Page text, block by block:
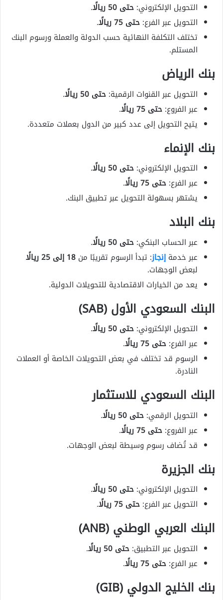
التحويل الإلكتروني: حتى 50 ريالًا
.
التحويل عبر الفرع: حتى 75 ريالًا
.
تختلف التكلفة النهائية حسب الدولة والعملة ورسوم البنك
المستلم.
بنك الرياض
التحويل عبر القنوات الرقمية: حتى 50 ريالًا
.
عبر الفروع: حتى 75 ريالًا
.
يتيح التحويل إلى عدد كبير من الدول بعملات متعددة.
بنك الإنماء
التحويل الإلكتروني: حتى 50 ريالًا
.
عبر الفرع: حتى 75 ريالًا
.
يشتهر بسهولة التحويل عبر تطبيق البنك.
بنك البلاد
عبر الحساب البنكي: حتى 50 ريالًا
.
عبر خدمة إنجاز: تبدأ الرسوم تقريبًا من 18 إلى 25 ريالًا
لبعض الوجهات.
يعد من الخيارات الاقتصادية للتحويلات الدولية.
البنك السعودي الأول (SAB)
التحويل الإلكتروني: حتى 50 ريالًا
.
عبر الفرع: حتى 75 ريالًا
.
الرسوم قد تختلف في بعض التحويلات الخاصة أو العملات
النادرة.
البنك السعودي للاستثمار
التحويل الرقمي: حتى 50 ريالًا
.
عبر الفروع: حتى 75 ريالًا
.
قد تُضاف رسوم وسيطة لبعض الوجهات.
بنك الجزيرة
التحويل الإلكتروني: حتى 50 ريالًا
.
التحويل عبر الفرع: حتى 75 ريالًا .
البنك العربي الوطني (ANB)
التحويل عبر التطبيق: حتى 50 ريالًا
.
عبر الفرع: حتى 75 ريالًا .
بنك الخليج الدولي (GIB)